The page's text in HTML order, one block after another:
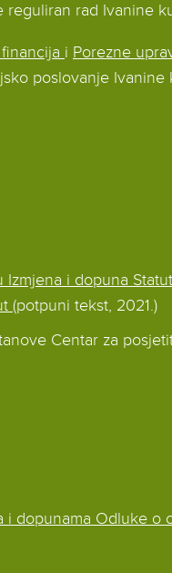
reguliran rad Ivanine
i Porezne
poslovanje Ivanine
i dopuna
(potpuni tekst, 2021.)
Centar za
i dopunama Odluke o